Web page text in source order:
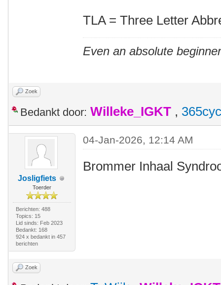
TLA = Three Letter
Even an absolute
Zoek
Bedankt door: Willeke_IGKT ,
Josligfiets
Toerder
Berichten: 488
Topics: 15
Lid sinds: Feb 2023
Bedankt: 168
924 x bedankt in 457
berichten
04-Jan-2026, 12:14 AM
Brommer Inhaal
Zoek